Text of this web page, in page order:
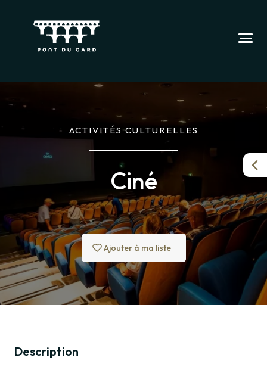
ACTIVITÉS CULTURELLES
Ciné
Ajouter à ma liste
Description